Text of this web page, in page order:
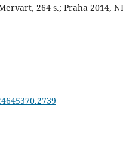
264 s.; Praha 2014,